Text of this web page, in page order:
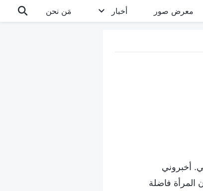
معرض صور أخبار مَن نحن
أخبروني
فاضلة